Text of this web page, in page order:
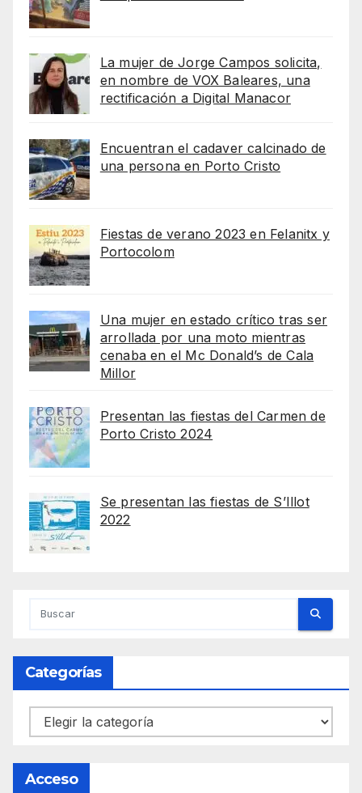
La mujer de Jorge Campos solicita,
en nombre de VOX Baleares, una
rectificación a Digital Manacor
Encuentran el cadaver calcinado de
una persona en Porto Cristo
Fiestas de verano 2023 en Felanitx y
Portocolom
Una mujer en estado crítico tras ser
arrollada por una moto mientras
cenaba en el Mc Donald’s de Cala
Millor
Presentan las fiestas del Carmen de
Porto Cristo 2024
Se presentan las fiestas de S’Illot
2022
Categorías
Categorías
Acceso